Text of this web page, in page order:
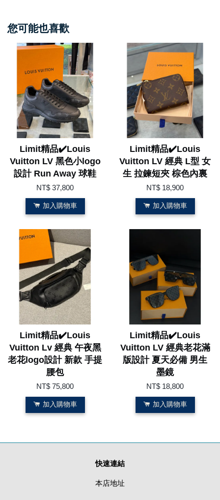
您可能也喜歡
Limit精品✔️Louis
Vuitton LV 黑色小logo
設計 Run Away 球鞋
NT$ 37,800
加入購物車
Limit精品✔️Louis
Vuitton LV 經典 L型 女
生 拉鍊短夾 棕色內裏
NT$ 18,900
加入購物車
Limit精品✔️Louis
Vuitton Lv 經典 午夜黑
老花logo設計 新款 手提
腰包
NT$ 75,800
加入購物車
Limit精品✔️Louis
Vuitton LV 經典老花滿
版設計 夏天必備 男生
墨鏡
NT$ 18,800
加入購物車
快速連結
本店地址